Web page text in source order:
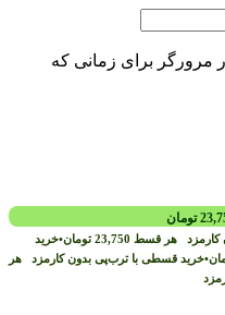
مرورگر برای زمانی که
تومان
کارمزد هر قسط 23,750 تومان•خرید
•خرید قسطی با ترب‌پی بدون کارمزد هر